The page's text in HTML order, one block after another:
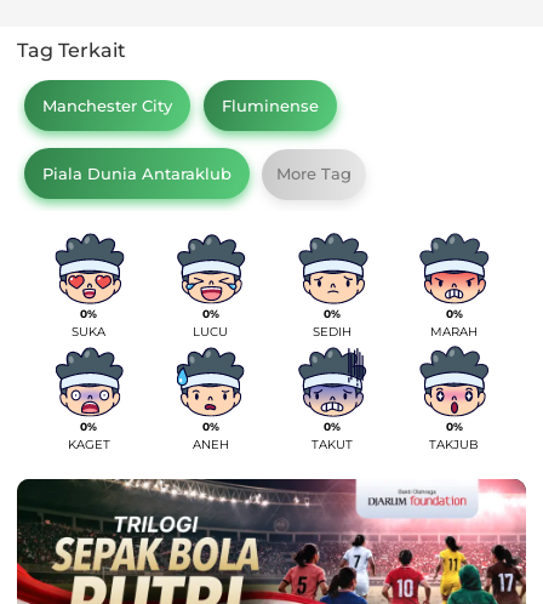
Tag Terkait
Manchester City Fluminense
Piala Dunia Antaraklub More Tag
0%
SUKA
0%
LUCU
0%
SEDIH
0%
MARAH
0%
KAGET
0%
ANEH
0%
TAKUT
0%
TAKJUB